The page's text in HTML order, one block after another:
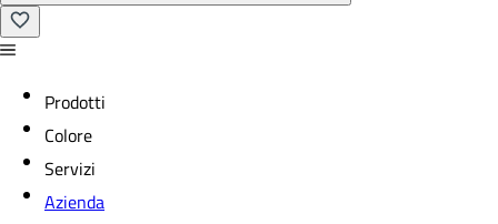
Prodotti
Colore
Servizi
Azienda